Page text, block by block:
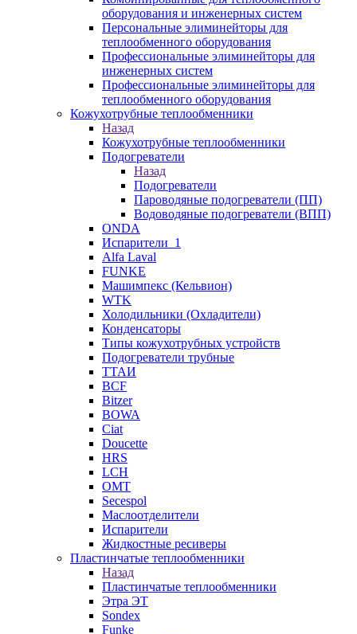
оборудования и инженерных систем
Персональные элиминейторы для
теплообменного оборудования
Профессиональные элиминейторы для
инженерных систем
Профессиональные элиминейторы для
теплообменного оборудования
Кожухотрубные теплообменники
Назад
Кожухотрубные теплообменники
Подогреватели
Назад
Подогреватели
Пароводяные подогреватели (ПП)
Водоводяные подогреватели (ВПП)
ONDA
Испарители_1
Alfa Laval
FUNKE
Машимпекс (Кельвион)
WTK
Холодильники (Охладители)
Конденсаторы
Типы кожухотрубных устройств
Подогреватели трубные
ТТАИ
BCF
Bitzer
BOWA
Ciat
Doucette
HRS
LCH
OMT
Secespol
Маслоотделители
Испарители
Жидкостные ресиверы
Пластинчатые теплообменники
Назад
Пластинчатые теплообменники
Этра ЭТ
Sondex
Funke